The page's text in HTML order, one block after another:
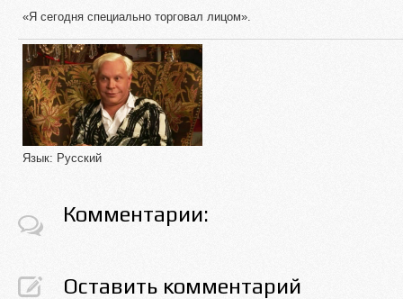
«Я сегодня специально торговал лицом».
Язык: Русский
Комментарии:
Оставить комментарий